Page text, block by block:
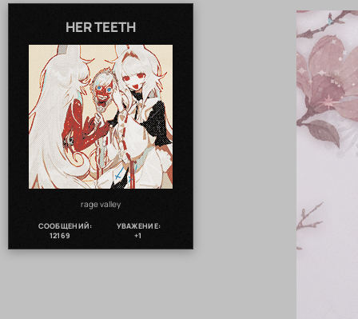
HER TEETH
rage valley
СООБЩЕНИЙ:
12169
УВАЖЕНИЕ:
+1